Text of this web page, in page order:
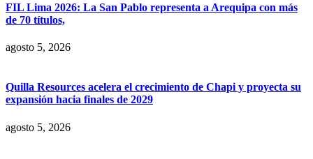
FIL Lima 2026: La San Pablo representa a Arequipa con más
de 70 títulos,
agosto 5, 2026
Quilla Resources acelera el crecimiento de Chapi y proyecta su
expansión hacia finales de 2029
agosto 5, 2026